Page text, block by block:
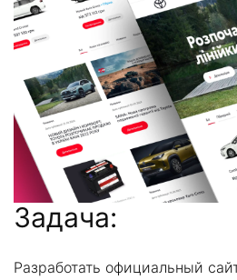
Задача:
Разработать официальный